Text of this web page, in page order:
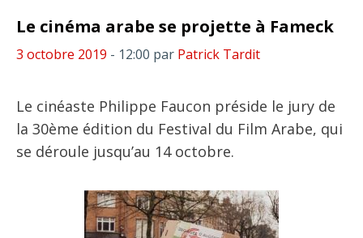
Le cinéma arabe se projette à Fameck
3 octobre 2019 - 12:00 par Patrick Tardit
Le cinéaste Philippe Faucon préside le jury de
la 30ème édition du Festival du Film Arabe, qui
se déroule jusqu’au 14 octobre.